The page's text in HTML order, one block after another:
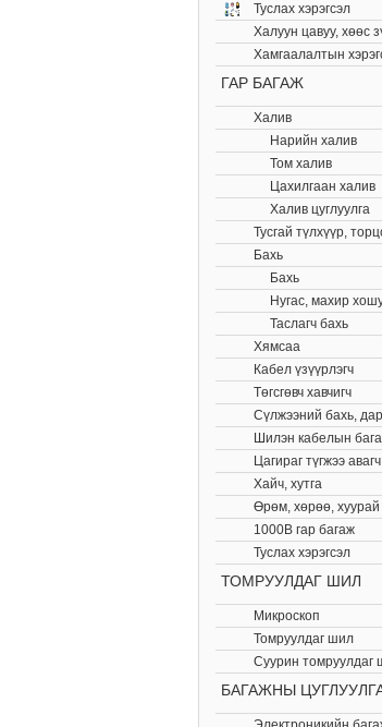
Туслах хэрэгсэл
Халуун цавуу, хөөс
Хамгаалалтын
ГАР БАГАЖ
Халив
Нарийн халив
Том халив
Цахилгаан халив
Халив цуглуулга
Тусгай түлхүүр,
Бахь
Бахь
Нугас, махир
Таслагч бахь
Хямсаа
Кабел үзүүрлэгч
Төгсгөвч хавчигч
Сүлжээний бахь,
Шилэн кабелын
Цагираг түгжээ авагч
Хайч, хутга
Өрөм, хөрөө, хуурай
1000В гар багаж
Туслах хэрэгсэл
ТОМРУУЛДАГ ШИЛ
Микроскоп
Томруулдаг шил
Суурин томруулдаг
БАГАЖНЫ